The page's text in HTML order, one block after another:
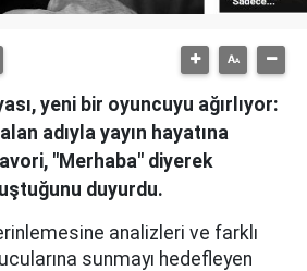
yeni bir oyuncuyu ağırlıyor:
adıyla yayın hayatına
"Merhaba" diyerek
duyurdu.
analizleri ve farklı
sunmayı hedefleyen